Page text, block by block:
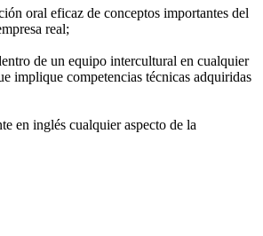
oral eficaz de conceptos importantes del
real;
de un equipo intercultural en cualquier
implique competencias técnicas adquiridas
en inglés cualquier aspecto de la